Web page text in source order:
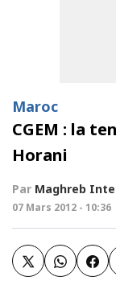
Maroc
CGEM : la
Horani
Par Maghreb
07 Mars 2012 - 10:36